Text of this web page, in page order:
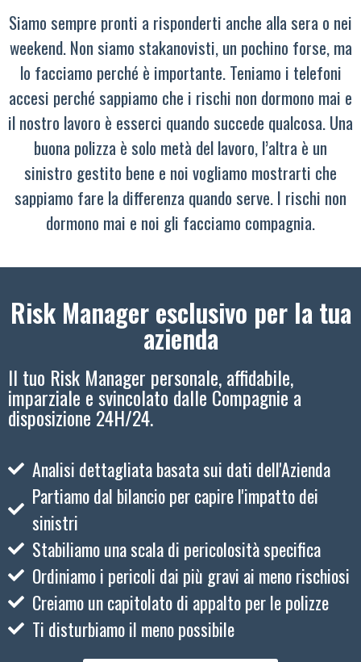
Siamo sempre pronti a risponderti anche alla sera o nei
weekend. Non siamo stakanovisti, un pochino forse, ma
lo facciamo perché è importante. Teniamo i telefoni
accesi perché sappiamo che i rischi non dormono mai e
il nostro lavoro è esserci quando succede qualcosa. Una
buona polizza è solo metà del lavoro, l’altra è un
sinistro gestito bene e noi vogliamo mostrarti che
sappiamo fare la differenza quando serve. I rischi non
dormono mai e noi gli facciamo compagnia.
Risk Manager esclusivo per la tua
azienda
Il tuo Risk Manager personale, affidabile,
imparziale e svincolato dalle Compagnie a
disposizione 24H/24.
Analisi dettagliata basata sui dati dell'Azienda
Partiamo dal bilancio per capire l'impatto dei
sinistri
Stabiliamo una scala di pericolosità specifica
Ordiniamo i pericoli dai più gravi ai meno rischiosi
Creiamo un capitolato di appalto per le polizze
Ti disturbiamo il meno possibile